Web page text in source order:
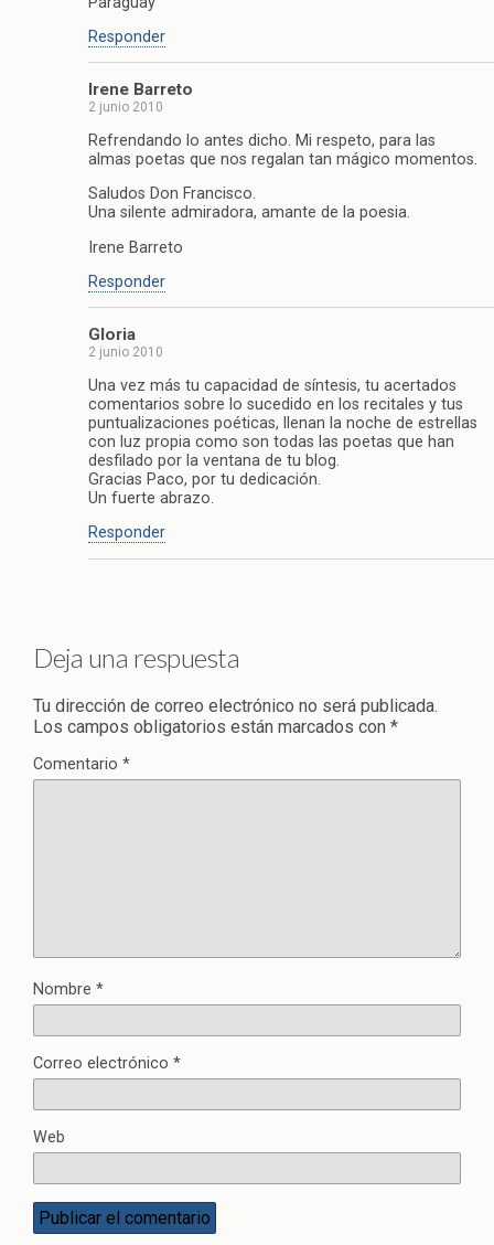
Responder
Irene Barreto
2 junio 2010
Refrendando lo antes dicho. Mi respeto, para las
almas poetas que nos regalan tan mágico momentos.
Saludos Don Francisco.
Una silente admiradora, amante de la poesia.
Irene Barreto
Responder
Gloria
2 junio 2010
Una vez más tu capacidad de síntesis, tu acertados
comentarios sobre lo sucedido en los recitales y tus
puntualizaciones poéticas, llenan la noche de estrellas
con luz propia como son todas las poetas que han
desfilado por la ventana de tu blog.
Gracias Paco, por tu dedicación.
Un fuerte abrazo.
Responder
Deja una respuesta
Tu dirección de correo electrónico no será publicada.
Los campos obligatorios están marcados con *
Comentario *
Nombre *
Correo electrónico *
Web